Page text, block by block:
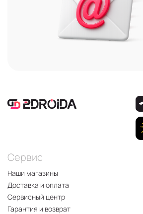
Сервис
Наши магазины
Доставка и оплата
Сервисный центр
Гарантия и возврат